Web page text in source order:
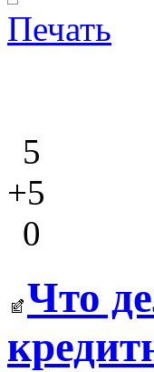
Печать
5
+5
0
Что